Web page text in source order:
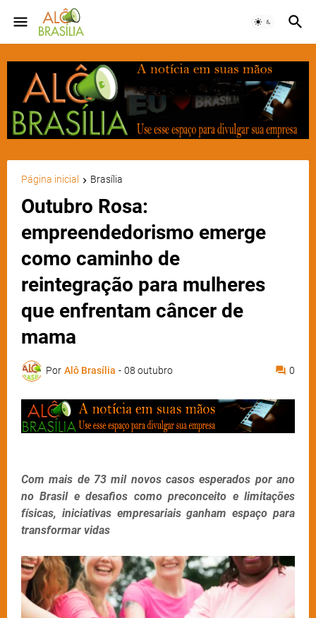
Página inicial Brasília
Outubro Rosa:
empreendedorismo emerge
como caminho de
reintegração para mulheres
que enfrentam câncer de
mama
Por Alô Brasília - 08 outubro 0
Com mais de 73 mil novos casos esperados por ano
no Brasil e desafios como preconceito e limitações
físicas, iniciativas empresariais ganham espaço para
transformar vidas